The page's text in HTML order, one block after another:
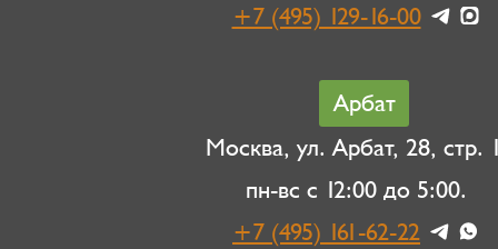
+7 (495) 129-16-00
Арбат
Москва, ул. Арбат, 28, стр.
пн-вс с 12:00 до 5:00.
+7 (495) 161-62-22